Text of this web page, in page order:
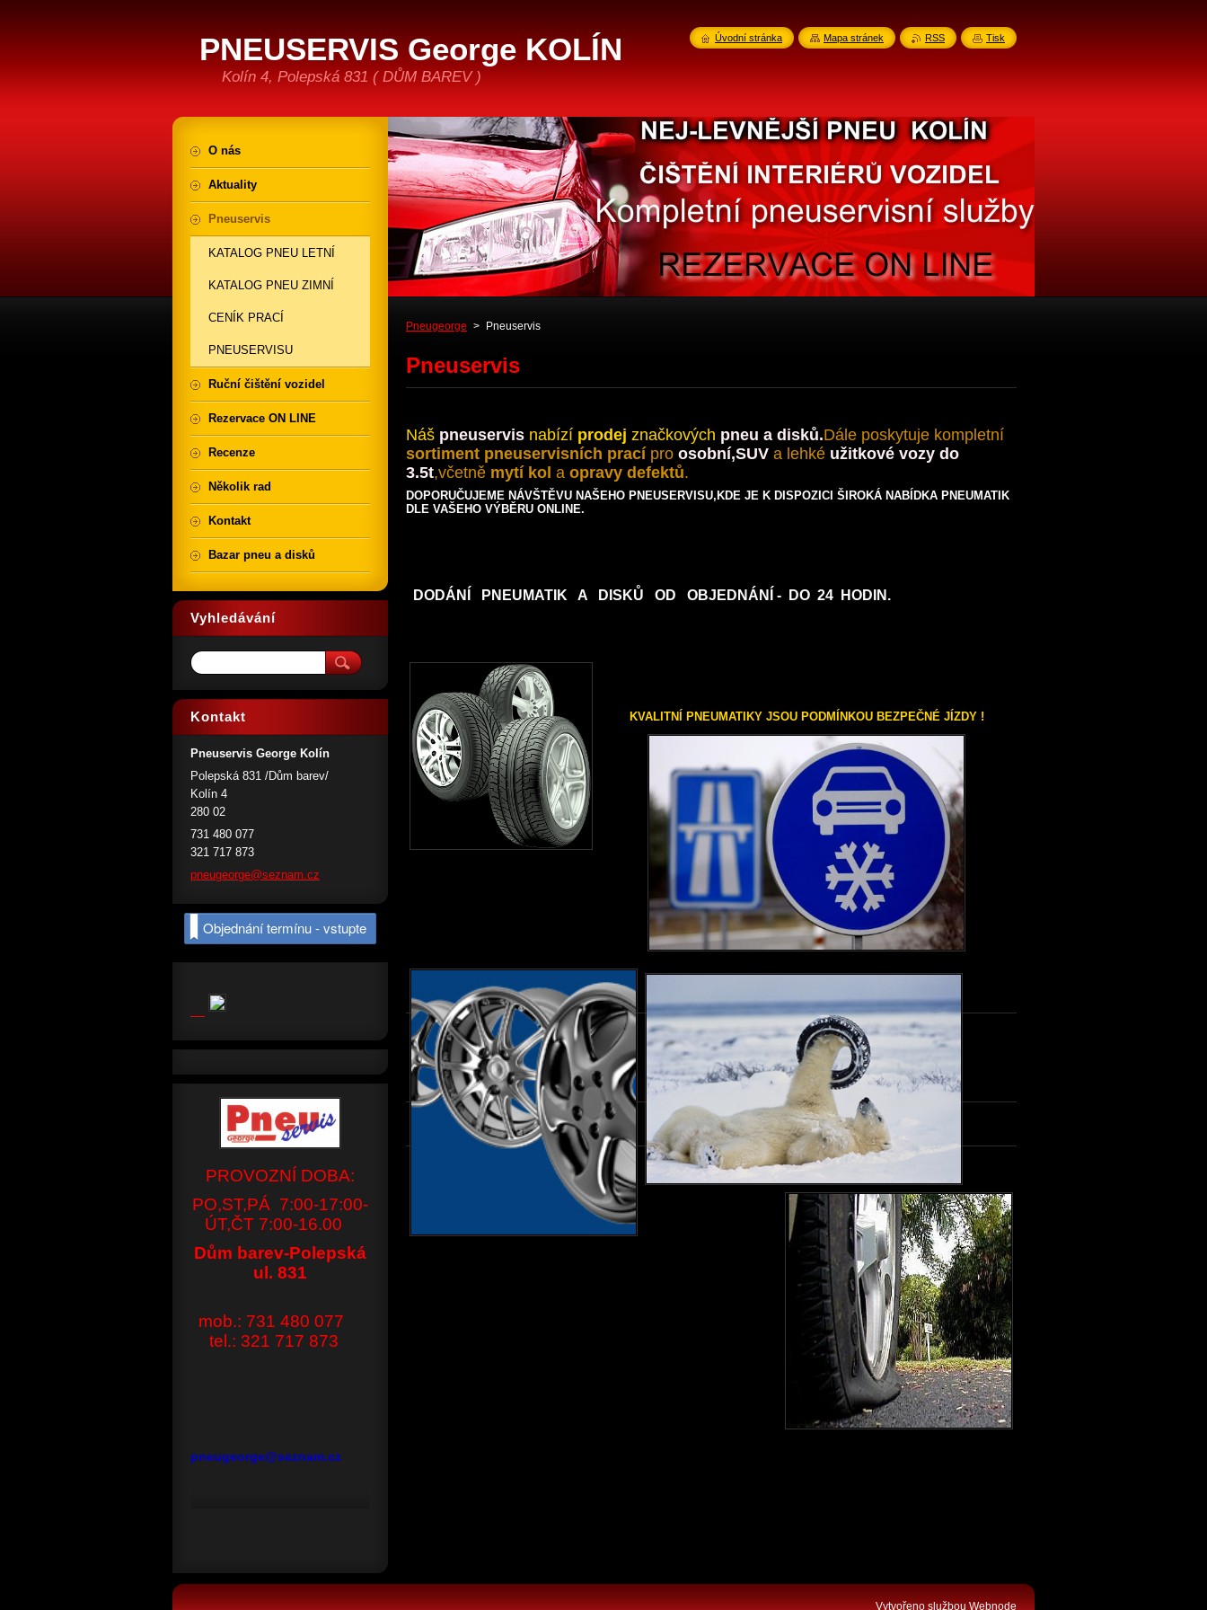
PNEUSERVIS George KOLÍN
Kolín 4, Polepská 831 ( DŮM BAREV )
Pneugeorge > Pneuservis
Pneuservis
Náš pneuservis nabízí prodej značkových pneu a disků.Dále poskytuje kompletní
sortiment pneuservisních prací pro osobní,SUV a lehké užitkové vozy do
3.5t,včetně mytí kol a opravy defektů.
DOPORUČUJEME NÁVŠTĚVU NAŠEHO PNEUSERVISU,KDE JE K DISPOZICI ŠIROKÁ NABÍDKA PNEUMATIK
DLE VAŠEHO VÝBĚRU ONLINE.
DODÁNÍ PNEUMATIK A DISKŮ OD OBJEDNÁNÍ - DO 24 HODIN.
KVALITNÍ PNEUMATIKY JSOU PODMÍNKOU BEZPEČNÉ JÍZDY !
O nás
Aktuality
Pneuservis
KATALOG PNEU LETNÍ
KATALOG PNEU ZIMNÍ
CENÍK PRACÍ
PNEUSERVISU
Ruční čištění vozidel
Rezervace ON LINE
Recenze
Několik rad
Kontakt
Bazar pneu a disků
Vyhledávání
Kontakt
Pneuservis George Kolín
Polepská 831 /Dům barev/
Kolín 4
280 02
731 480 077
321 717 873
pneugeorge@seznam.cz
Objednání termínu - vstupte
PROVOZNÍ DOBA:
PO,ST,PÁ 7:00-17:00-
ÚT,ČT 7:00-16.00
Dům barev-Polepská
ul. 831
mob.: 731 480 077
tel.: 321 717 873
pneugeorge@seznam.cz
Vytvořeno službou Webnode
Úvodní stránka Mapa stránek RSS Tisk